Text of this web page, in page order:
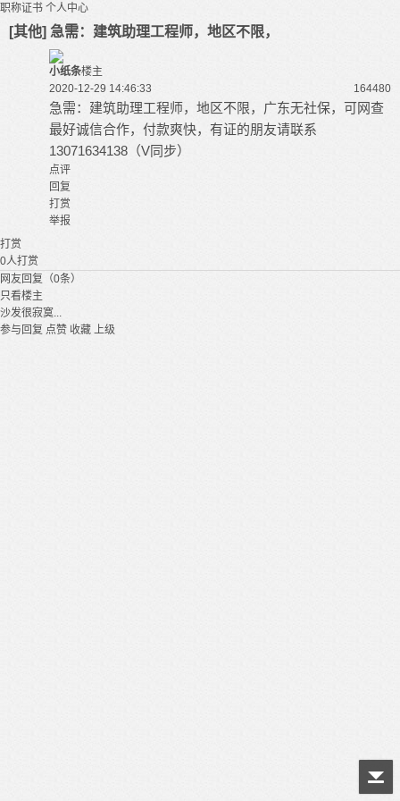
职称证书 个人中心
[其他] 急需：建筑助理工程师，地区不限，
小纸条楼主
2020-12-29 14:46:33
164480
急需：建筑助理工程师，地区不限，广东无社保，可网查
最好诚信合作，付款爽快，有证的朋友请联系
13071634138（V同步）
点评
回复
打赏
举报
打赏
0人打赏
网友回复（0条）
只看楼主
沙发很寂寞...
参与回复 点赞 收藏 上级